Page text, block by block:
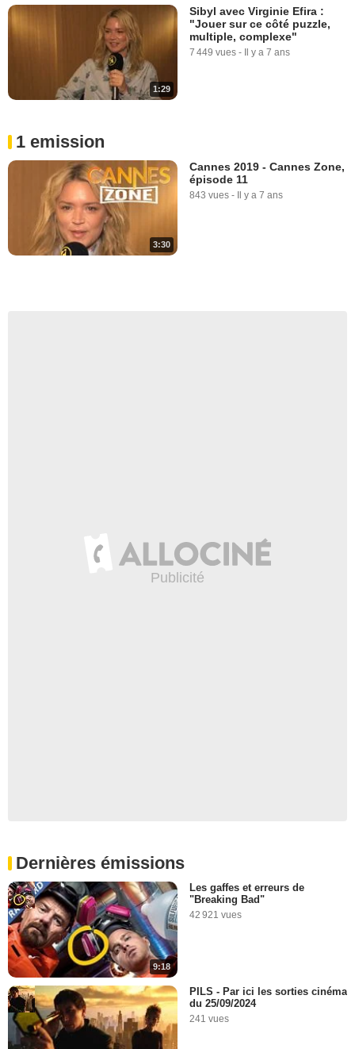
1:29
Sibyl avec Virginie Efira :
"Jouer sur ce côté puzzle,
multiple, complexe"
7 449 vues - Il y a 7 ans
1 emission
3:30
Cannes 2019 - Cannes Zone,
épisode 11
843 vues - Il y a 7 ans
Dernières émissions
9:18
Les gaffes et erreurs de
"Breaking Bad"
42 921 vues
PILS - Par ici les sorties cinéma
du 25/09/2024
241 vues